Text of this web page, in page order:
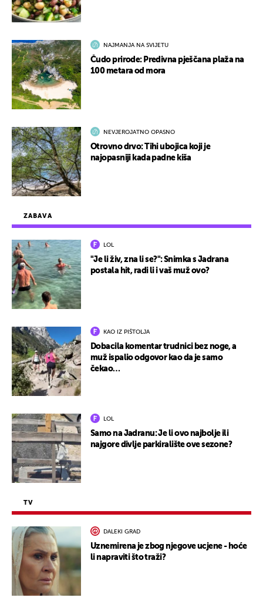
ZABAVA
LOL
"Je li živ, zna li se?": Snimka s Jadrana
postala hit, radi li i vaš muž ovo?
KAO IZ PIŠTOLJA
Dobacila komentar trudnici bez noge, a
muž ispalio odgovor kao da je samo
čekao…
LOL
Samo na Jadranu: Je li ovo najbolje ili
najgore divlje parkiralište ove sezone?
TV
DALEKI GRAD
Uznemirena je zbog njegove ucjene - hoće
li napraviti što traži?
NAJMANJA NA SVIJETU
Čudo prirode: Predivna pješčana plaža na
100 metara od mora
NEVJEROJATNO OPASNO
Otrovno drvo: Tihi ubojica koji je
najopasniji kada padne kiša